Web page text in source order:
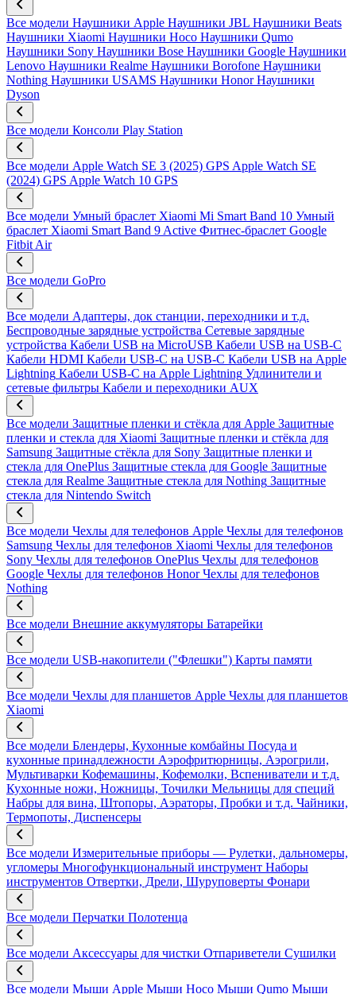
Все модели Наушники Apple Наушники JBL Наушники Beats
Наушники Xiaomi Наушники Hoco Наушники Qumo
Наушники Sony Наушники Bose Наушники Google Наушники
Lenovo Наушники Realme Наушники Borofone Наушники
Nothing Наушники USAMS Наушники Honor Наушники
Dyson
Все модели Консоли Play Station
Все модели Apple Watch SE 3 (2025) GPS Apple Watch SE
(2024) GPS Apple Watch 10 GPS
Все модели Умный браслет Xiaomi Mi Smart Band 10 Умный
браслет Xiaomi Smart Band 9 Active Фитнес-браслет Google
Fitbit Air
Все модели GoPro
Все модели Адаптеры, док станции, переходники и т.д.
Беспроводные зарядные устройства Сетевые зарядные
устройства Кабели USB на MicroUSB Кабели USB на USB-C
Кабели HDMI Кабели USB-C на USB-C Кабели USB на Apple
Lightning Кабели USB-C на Apple Lightning Удлинители и
сетевые фильтры Кабели и переходники AUX
Все модели Защитные пленки и стёкла для Apple Защитные
пленки и стекла для Xiaomi Защитные пленки и стёкла для
Samsung Защитные стёкла для Sony Защитные пленки и
стекла для OnePlus Защитные стекла для Google Защитные
стекла для Realme Защитные стекла для Nothing Защитные
стекла для Nintendo Switch
Все модели Чехлы для телефонов Apple Чехлы для телефонов
Samsung Чехлы для телефонов Xiaomi Чехлы для телефонов
Sony Чехлы для телефонов OnePlus Чехлы для телефонов
Google Чехлы для телефонов Honor Чехлы для телефонов
Nothing
Все модели Внешние аккумуляторы Батарейки
Все модели USB-накопители ("Флешки") Карты памяти
Все модели Чехлы для планшетов Apple Чехлы для планшетов
Xiaomi
Все модели Блендеры, Кухонные комбайны Посуда и
кухонные принадлежности Аэрофритюрницы, Аэрогрили,
Мультиварки Кофемашины, Кофемолки, Вспениватели и т.д.
Кухонные ножи, Ножницы, Точилки Мельницы для специй
Набры для вина, Штопоры, Аэраторы, Пробки и т.д. Чайники,
Термопоты, Диспенсеры
Все модели Измерительные приборы — Рулетки, дальномеры,
угломеры Многофункциональный инструмент Наборы
инструментов Отвертки, Дрели, Шуруповерты Фонари
Все модели Перчатки Полотенца
Все модели Аксессуары для чистки Отпариветели Сушилки
Все модели Мыши Apple Мыши Hoco Мыши Qumo Мыши